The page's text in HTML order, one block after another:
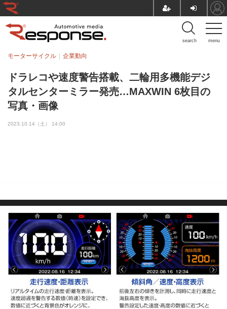
menu
search
ドラレコや速度警告搭載、二輪用多機能デジ
タルセンターミラー発売…MAXWIN 6枚目の
写真・画像
モーターサイクル 企業動向
2023.10.14（土） 14:00